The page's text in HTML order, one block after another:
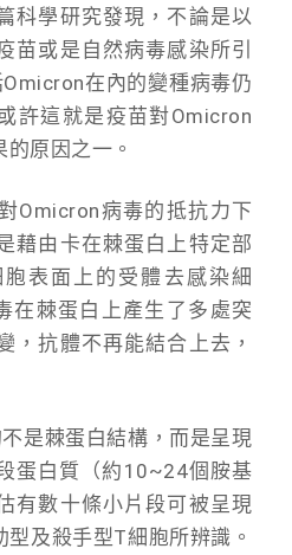
科學研究發現，不論是以
苗或是自然病毒感染所引
在內的變種病毒仍
許這就是疫苗對Omicron
原因之一。
Omicron病毒的抵抗力下
藉由卡在棘蛋白上特定部
表面上的受體去感染細
在棘蛋白上產生了多處突
，抗體不再能結合上去，
是棘蛋白結構，而是呈現
蛋白質（約10~24個胺基
有數十條小片段可被呈現
及殺手型T細胞所辨識。